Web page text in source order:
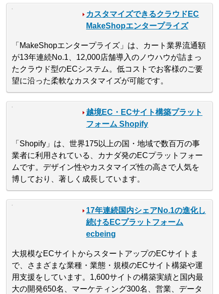
カスタマイズできるクラウドEC
MakeShopエンタープライズ
「MakeShopエンタープライズ」は、カート業界流通額
が13年連続No.1、12,000店舗導入のノウハウが詰まっ
たクラウド型のECシステム。低コストでお客様のご要
望に沿った柔軟なカスタマイズが可能です。
越境EC・ECサイト構築プラット
フォーム Shopify
「Shopify」は、世界175以上の国・地域で数百万の事
業者に利用されている、カナダ発のECプラットフォー
ムです。デザイン性やカスタマイズ性の高さで人気を
博しており、著しく成長しています。
17年連続国内シェアNo.1の進化し
続けるECプラットフォーム
ecbeing
大規模なECサイトからスタートアップのECサイトま
で、さまざまな業種・業態・規模のECサイト構築や運
用支援をしています。1,600サイトの構築実績と国内最
大の開発650名、マーケティング300名、営業、データ